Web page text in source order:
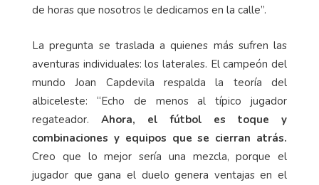
de horas que nosotros le dedicamos en la calle”.
La pregunta se traslada a quienes más sufren las
aventuras individuales: los laterales. El campeón del
mundo Joan Capdevila respalda la teoría del
albiceleste: “Echo de menos al típico jugador
regateador. Ahora, el fútbol es toque y
combinaciones y equipos que se cierran atrás.
Creo que lo mejor sería una mezcla, porque el
jugador que gana el duelo genera ventajas en el